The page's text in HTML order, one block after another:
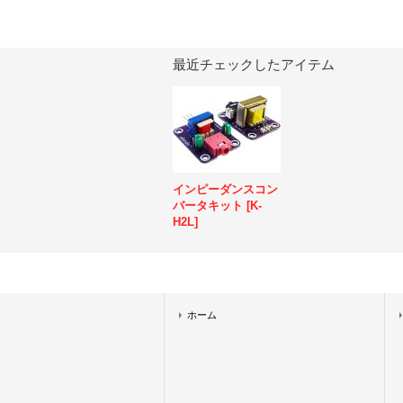
最近チェックしたアイテム
インピーダンスコン
バータキット [K-
H2L]
ホーム